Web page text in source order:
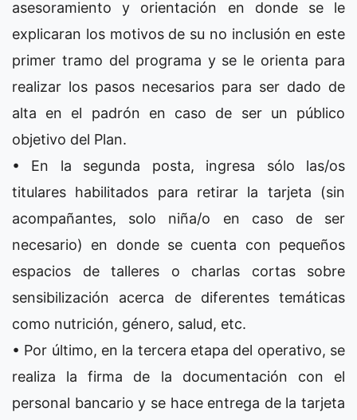
asesoramiento y orientación en donde se le
explicaran los motivos de su no inclusión en este
primer tramo del programa y se le orienta para
realizar los pasos necesarios para ser dado de
alta en el padrón en caso de ser un público
objetivo del Plan.
• En la segunda posta, ingresa sólo las/os
titulares habilitados para retirar la tarjeta (sin
acompañantes, solo niña/o en caso de ser
necesario) en donde se cuenta con pequeños
espacios de talleres o charlas cortas sobre
sensibilización acerca de diferentes temáticas
como nutrición, género, salud, etc.
• Por último, en la tercera etapa del operativo, se
realiza la firma de la documentación con el
personal bancario y se hace entrega de la tarjeta